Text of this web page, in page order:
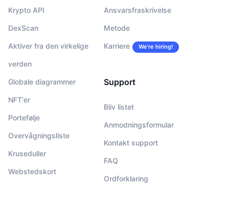
Krypto API
DexScan
Aktiver fra den virkelige
verden
Globale diagrammer
NFT'er
Portefølje
Overvågningsliste
Kruseduller
Webstedskort
Ansvarsfraskrivelse
Metode
Karriere We’re hiring!
Support
Bliv listet
Anmodningsformular
Kontakt support
FAQ
Ordforklaring